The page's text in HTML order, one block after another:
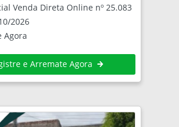
Venda Direta Online nº 25.083
2026
Agora
e Arremate Agora